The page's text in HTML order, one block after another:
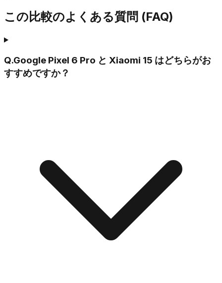
この比較のよくある質問 (FAQ)
Q.Google Pixel 6 Pro と Xiaomi 15 はどちらがお
すすめですか？